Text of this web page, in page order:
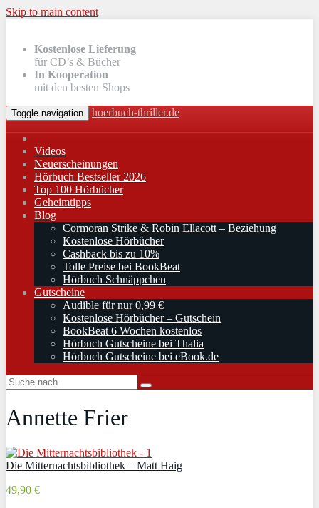
Skip to main content
Kostenlose Lieferung
für CD’s & Bücher
In Kooperation
mit den besten Shops
Toggle navigation hoerbuch-thriller.de
Videos
Neuerscheinungen
Hörbuch Bestseller 2026
Top 100 Hörbücher
Geheimtipps
Blog
Cormoran Strike & Robin Ellacott – Beziehung
Kostenlose Hörbücher
Cashback bis zu 10%
Tolle Preise bei BookBeat
Hörbuch Schnäppchen
Gutscheine
Audible für nur 0,99 €
Kostenlose Hörbücher – Gutschein
BookBeat 6 Wochen kostenlos
Hörbuch Gutscheine bei Thalia
Hörbuch Gutscheine bei eBook.de
Annette Frier
Die Mitternachtsbibliothek – Matt Haig
49,90 €